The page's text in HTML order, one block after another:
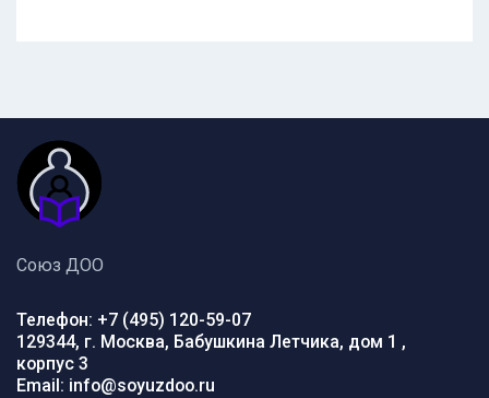
Союз ДОО
Телефон: +7 (495) 120-59-07
129344, г. Москва, Бабушкина Летчика, дом 1 ,
корпус 3
Email: info@soyuzdoo.ru